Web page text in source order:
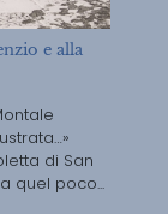
e alla
di San
quel poco...